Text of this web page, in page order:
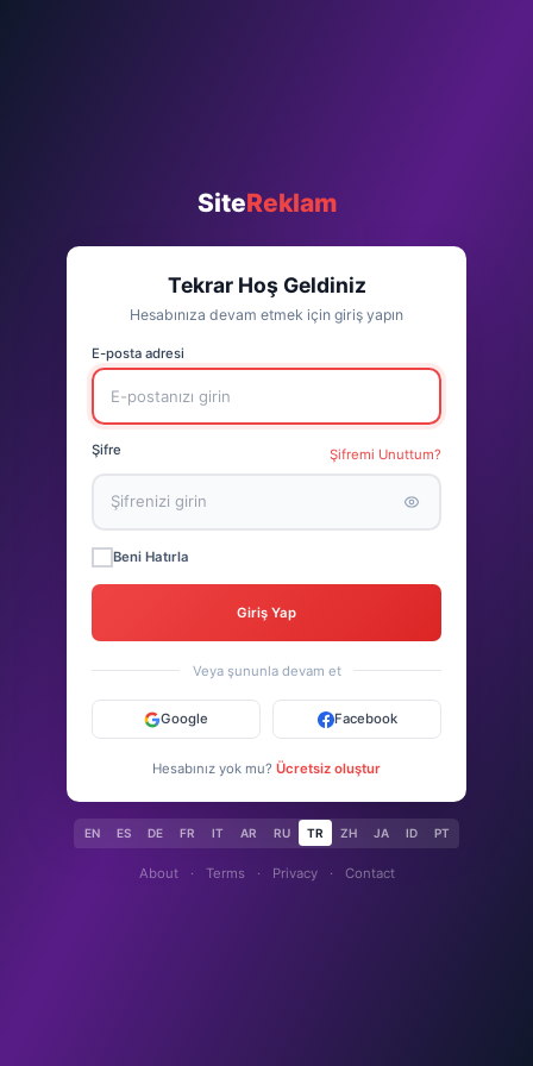
SiteReklam
Tekrar Hoş Geldiniz
Hesabınıza devam etmek için giriş yapın
E-posta adresi
Şifre Şifremi Unuttum?
Beni Hatırla
Giriş Yap
Veya şununla devam et
Google Facebook
Hesabınız yok mu? Ücretsiz oluştur
EN ES DE FR IT AR RU TR ZH JA ID PT
About · Terms · Privacy · Contact